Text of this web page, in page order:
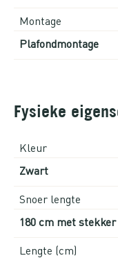
Montage
Plafondmontage
Fysieke
Kleur
Zwart
Snoer lengte
180 cm met stekker
Lengte (cm)